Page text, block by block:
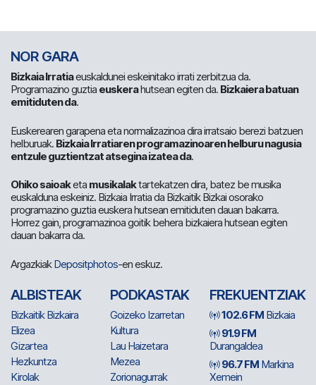
NOR GARA
Bizkaia Irratiaeuskaldunei eskeinitako irrati zerbitzua da.
Programazino guztia euskerahutsean egiten da. Bizkaiera batuan
emitiduten da.
Euskerearen garapena eta normalizazinoa dira irratsaio berezi batzuen
helburuak. Bizkaia Irratiaren programazinoaren helburu nagusia
entzule guztientzat atsegina izatea da.
Ohiko saioaketa musikalaktartekatzen dira, batez be musika
euskalduna eskeiniz. Bizkaia Irratia da Bizkaitik Bizkai osorako
programazino guztia euskera hutsean emitiduten dauan bakarra.
Horrez gain, programazinoa goitik behera bizkaiera hutsean egiten
dauan bakarra da.
ArgazkiakDepositphotos-en eskuz.
ALBISTEAK
Bizkaitik Bizkaira
Elizea
Gizartea
Hezkuntza
Kirolak
PODKASTAK
Goizeko Izarretan
Kultura
Lau Haizetara
Mezea
Zorionagurrak
FREKUENTZIAK
102.6 FM Bizkaia
91.9 FM
Durangaldea
96.7 FM Markina
Xemein